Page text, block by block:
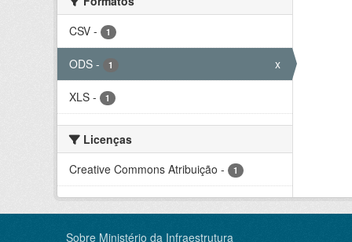
CSV - 1
ODS - 1 x
XLS - 1
Licenças
Creative Commons Atribuição - 1
Sobre Ministério da Infraestrutura